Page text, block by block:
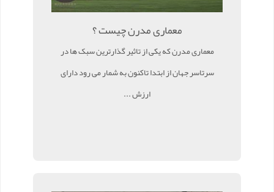
معماری مدرن چیست ؟
معماری مدرن که یکی از تاثیر گذارترین سبک ها در
سرتاسر جهان از ابتدا تاکنون به شمار می رود دارای
ارزش ...